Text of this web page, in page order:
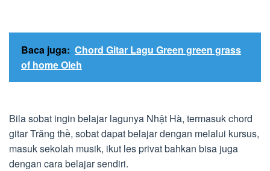
Baca juga: Chord Gitar Lagu Green green grass
of home Oleh
Bila sobat ingin belajar lagunya Nhật Hà, termasuk chord
gitar Trăng thề, sobat dapat belajar dengan melalui kursus,
masuk sekolah musik, ikut les privat bahkan bisa juga
dengan cara belajar sendiri.